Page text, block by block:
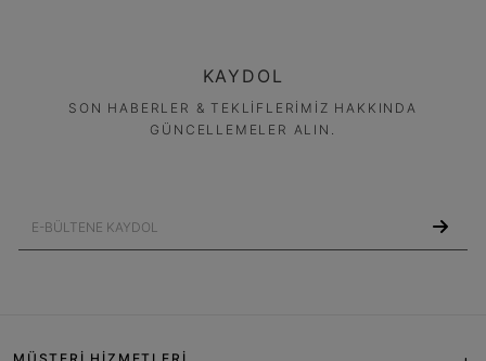
KAYDOL
SON HABERLER & TEKLİFLERİMİZ HAKKINDA
GÜNCELLEMELER ALIN.